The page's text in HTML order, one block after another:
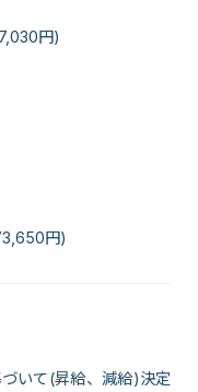
円)
円)
いて(昇給、減給)決定